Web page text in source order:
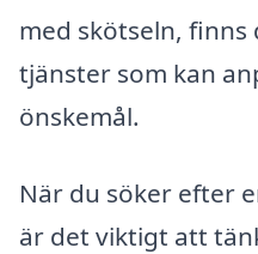
med skötseln,
tjänster som kan
önskemål.
När du söker efter
är det viktigt att